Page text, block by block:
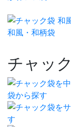
和風・和柄袋
チャッ